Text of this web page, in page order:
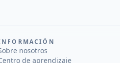
nosotros
de aprendizaje